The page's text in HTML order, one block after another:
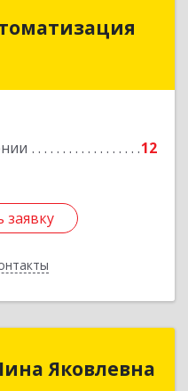
12
Кувандыкский р-н,
Яковлевна